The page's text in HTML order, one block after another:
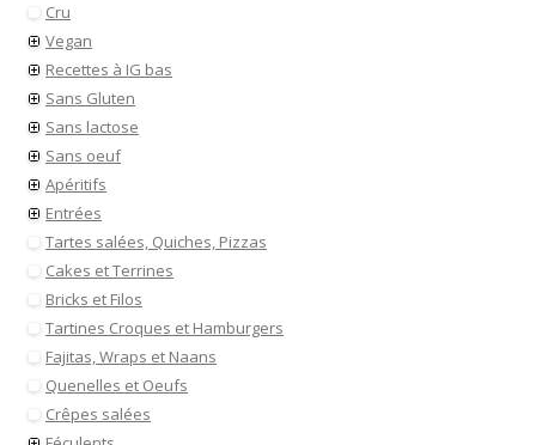
Cru
Vegan
Recettes à IG bas
Sans Gluten
Sans lactose
Sans oeuf
Apéritifs
Entrées
Tartes salées, Quiches, Pizzas
Cakes et Terrines
Bricks et Filos
Tartines Croques et Hamburgers
Fajitas, Wraps et Naans
Quenelles et Oeufs
Crêpes salées